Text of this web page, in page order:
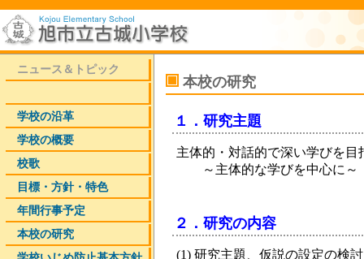
ニュース＆トピック
学校の沿革
学校の概要
校歌
目標・方針・特色
年間行事予定
本校の研究
本校の研究
１．研究主題
主体的・対話的で深い学びを目
～主体的な学びを中心に～
２．研究の内容
(1) 研究主題、仮説の設定の検討